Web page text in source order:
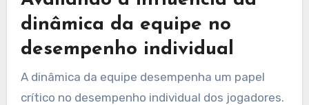
dinâmica da equipe no
desempenho individual
A dinâmica da equipe desempenha um papel
crítico no desempenho individual dos jogadores.